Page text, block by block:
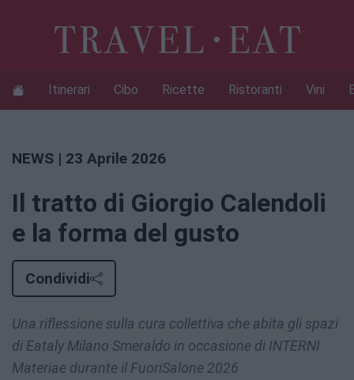
Itinerari Cibo Ricette Ristoranti Vini
NEWS | 23 Aprile 2026
Il tratto di Giorgio Calendoli
e la forma del gusto
Condividi
Una riflessione sulla cura collettiva che abita gli spazi
di Eataly Milano Smeraldo in occasione di INTERNI
Materiae durante il FuoriSalone 2026